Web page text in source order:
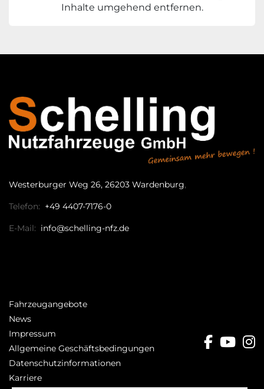
Inhalte umgehend entfernen.
Westerburger Weg 26, 26203 Wardenburg
Telefon: +49 4407-7176-0
E-Mail: info@schelling-nfz.de
Fahrzeugangebote
News
Impressum
Allgemeine Geschäftsbedingungen
Datenschutzinformationen
Karriere